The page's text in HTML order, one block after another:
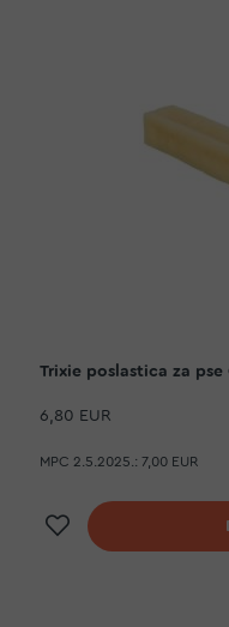
Trixie poslastica za pse
6,80 EUR
MPC 2.5.2025.: 7,00 EUR
Dodaj na